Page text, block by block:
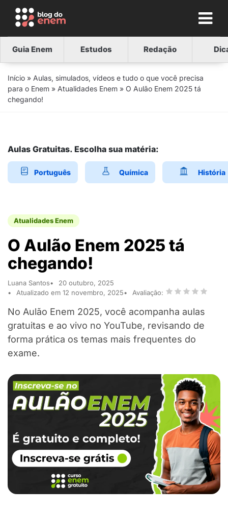
Guia Enem Estudos Redação
Início » Aulas, simulados, vídeos e tudo o que você precisa
para o Enem » Atualidades Enem » O Aulão Enem 2025 tá
chegando!
Aulas Gratuitas. Escolha sua matéria:
Português Química História
Atualidades Enem
O Aulão Enem 2025 tá
chegando!
Luana Santos
20 outubro, 2025
Atualizado em 12 novembro, 2025
Avaliação:
No Aulão Enem 2025, você acompanha aulas
gratuitas e ao vivo no YouTube, revisando de
forma prática os temas mais frequentes do
exame.